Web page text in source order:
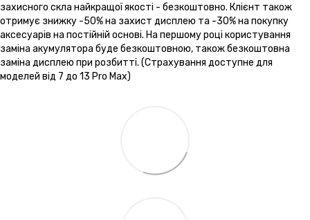
захисного скла найкращої якості - безкоштовно. Клієнт також
отримує знижку -50% на захист дисплею та -30% на покупку
аксесуарів на постійній основі. На першому році користування
заміна акумулятора буде безкоштовною, також безкоштовна
заміна дисплею при розбитті. (Страхування доступне для
моделей від 7 до 13 Pro Max)